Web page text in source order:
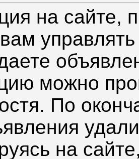
на сайте,
можно
По
на